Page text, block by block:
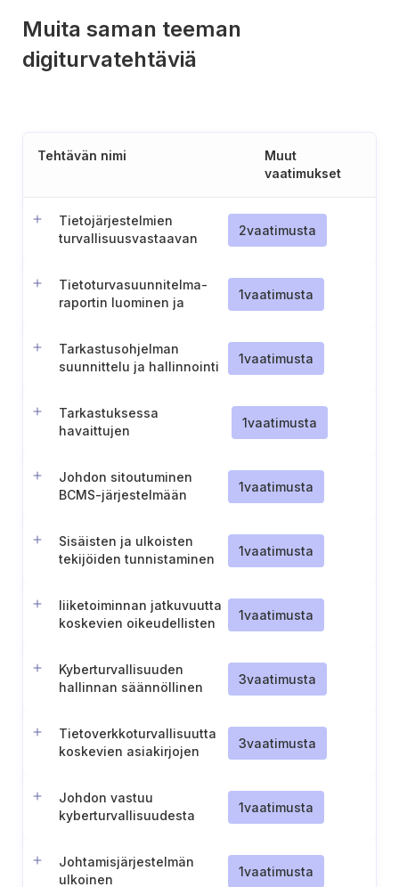
Muita saman teeman
digiturvatehtäviä
Tehtävän nimi
Muut
vaatimukset
Tietojärjestelmien
turvallisuusvastaavan
2vaatimusta
Tietoturvasuunnitelma-
raportin luominen ja
1vaatimusta
Tarkastusohjelman
suunnittelu ja hallinnointi
1vaatimusta
Tarkastuksessa
havaittujen
1vaatimusta
Johdon sitoutuminen
BCMS-järjestelmään
1vaatimusta
Sisäisten ja ulkoisten
tekijöiden tunnistaminen
varten.
1vaatimusta
liiketoiminnan jatkuvuutta
koskevien oikeudellisten
1vaatimusta
Kyberturvallisuuden
hallinnan säännöllinen
3vaatimusta
Tietoverkkoturvallisuutta
koskevien asiakirjojen
3vaatimusta
Johdon vastuu
kyberturvallisuudesta
1vaatimusta
Johtamisjärjestelmän
ulkoinen
1vaatimusta